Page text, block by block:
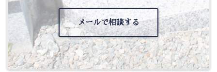
メールで相談する